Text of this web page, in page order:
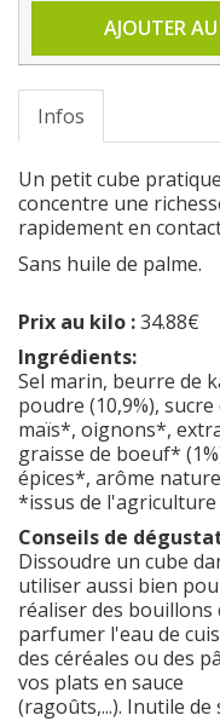
AJOUTER
Infos
Un petit cube
concentre une
rapidement en
Sans huile de palme.
Prix au kilo :34.88€
Ingrédients:
Sel marin, beurre de
poudre (10,9%),
maïs*, oignons*,
graisse de boeuf*
épices*, arôme
*issus de
Conseils de
Dissoudre un cube
utiliser aussi bien
réaliser des bouillons
parfumer l'eau de
des céréales ou des
vos plats en sauce
(ragoûts,...). Inutile de